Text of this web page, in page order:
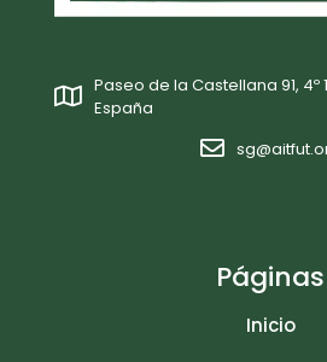
Paseo de la Castellana 91, 4º
España
Páginas
Inicio